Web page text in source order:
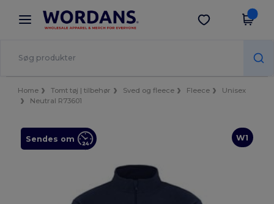
× Wordans-app
Bedre priser i appen!
Hent app
Home Tomt tøj | tilbehør Sved og fleece Fleece
Unisex
Neutral R73601
W1
Sendes om